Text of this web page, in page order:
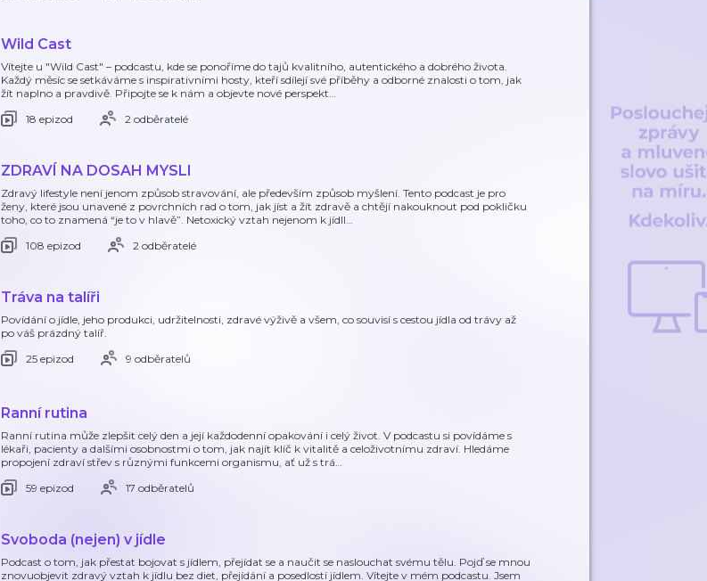
Wild Cast
Vítejte u "Wild Cast" – podcastu, kde se ponoříme do tajů kvalitního, autentického a dobrého života.
Každý měsíc se setkáváme s inspirativními hosty, kteří sdílejí své příběhy a odborné znalosti o tom, jak
žít naplno a pravdivě. Připojte se k nám a objevte nové perspekt…
18 epizod
2 odběratelé
ZDRAVÍ NA DOSAH MYSLI
Zdravý lifestyle není jenom způsob stravování, ale především způsob myšlení. Tento podcast je pro
ženy, které jsou unavené z povrchních rad o tom, jak jíst a žít zdravě a chtějí nakouknout pod pokličku
toho, co to znamená “je to v hlavě”. Netoxický vztah nejenom k jídll…
108 epizod
2 odběratelé
Tráva na talíři
Povídání o jídle, jeho produkci, udržitelnosti, zdravé výživě a všem, co souvisí s cestou jídla od trávy až
po váš prázdný talíř.
25 epizod
9 odběratelů
Ranní rutina
Ranní rutina může zlepšit celý den a její každodenní opakování i celý život. V podcastu si povídáme s
lékaři, pacienty a dalšími osobnostmi o tom, jak najít klíč k vitalitě a celoživotnímu zdraví. Hledáme
propojení zdraví střev s různými funkcemi organismu, ať už s trá…
59 epizod
17 odběratelů
Svoboda (nejen) v jídle
Podcast o tom, jak přestat bojovat s jídlem, přejídat se a naučit se naslouchat svému tělu. Pojď se mnou
znovuobjevit zdravý vztah k jídlu bez diet, přejídání a posedlostí jídlem. Vítejte v mém podcastu. Jsem